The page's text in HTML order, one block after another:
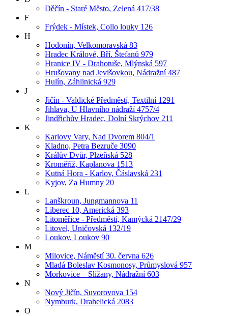
Děčín - Staré Město, Zelená 417/38
F
Frýdek - Místek, Collo louky 126
H
Hodonín, Velkomoravská 83
Hradec Králové, Bří. Štefanů 979
Hranice IV - Drahotuše, Mlýnská 597
Hrušovany nad Jevišovkou, Nádražní 487
Hulín, Záhlinická 929
J
Jičín - Valdické Předměstí, Textilní 1291
Jihlava, U Hlavního nádraží 4757/4
Jindřichův Hradec, Dolní Skrýchov 211
K
Karlovy Vary, Nad Dvorem 804/1
Kladno, Petra Bezruče 3090
Králův Dvůr, Plzeňská 528
Kroměříž, Kaplanova 1513
Kutná Hora - Karlov, Čáslavská 231
Kyjov, Za Humny 20
L
Lanškroun, Jungmannova 11
Liberec 10, Americká 393
Litoměřice - Předměstí, Kamýcká 2147/29
Litovel, Uničovská 132/19
Loukov, Loukov 90
M
Milovice, Náměstí 30. června 626
Mladá Boleslav Kosmonosy, Průmyslová 957
Morkovice – Slížany, Nádražní 603
N
Nový Jičín, Suvorovova 154
Nymburk, Drahelická 2083
O